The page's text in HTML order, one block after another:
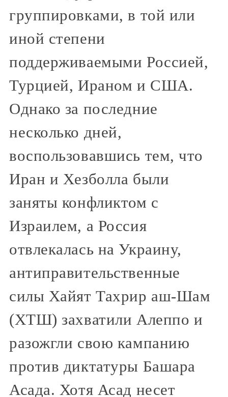
группировками, в той или
иной степени
поддерживаемыми Россией,
Турцией, Ираном и США.
Однако за последние
несколько дней,
воспользовавшись тем, что
Иран и Хезболла были
заняты конфликтом с
Израилем, а Россия
отвлекалась на Украину,
антиправительственные
силы Хайят Тахрир аш-Шам
(ХТШ) захватили Алеппо и
разожгли свою кампанию
против диктатуры Башара
Асада. Хотя Асад несет